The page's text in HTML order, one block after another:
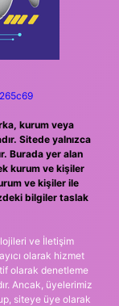
kurum veya
Sitede yalnızca
Burada yer alan
kurum ve kişiler
ve kişiler ile
bilgiler taslak
ve İletişim
olarak hizmet
olarak denetleme
Ancak, üyelerimiz
siteye üye olarak